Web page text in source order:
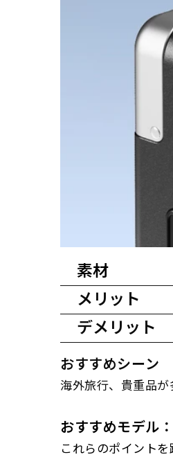
素材
・ABS： 軽量
耐衝撃性はあ
表面が
・ポリカーボネ
メリット
衝撃に強い：飛行
防水バッチリ：突
デメリット
重さ：ソフトより
傷が目立つ ：光
容量固定 ：ガチガ
おすすめシーン
海外旅行、貴重品が
おすすめモデル
これらのポイント